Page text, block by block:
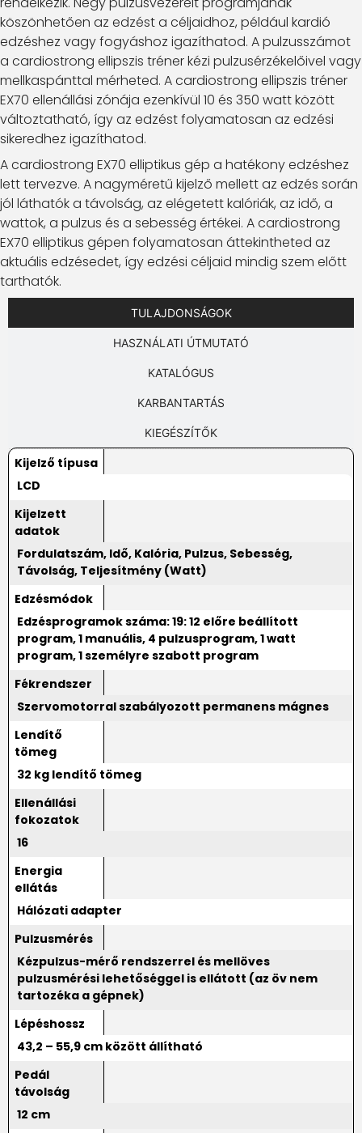
köszönhetően az edzést a céljaidhoz, például kardió
edzéshez vagy fogyáshoz igazíthatod. A pulzusszámot
a cardiostrong ellipszis tréner kézi pulzusérzékelőivel vagy
mellkaspánttal mérheted. A cardiostrong ellipszis tréner
EX70 ellenállási zónája ezenkívül 10 és 350 watt között
változtatható, így az edzést folyamatosan az edzési
sikeredhez igazíthatod.
A cardiostrong EX70 elliptikus gép a hatékony edzéshez
lett tervezve. A nagyméretű kijelző mellett az edzés során
jól láthatók a távolság, az elégetett kalóriák, az idő, a
wattok, a pulzus és a sebesség értékei. A cardiostrong
EX70 elliptikus gépen folyamatosan áttekintheted az
aktuális edzésedet, így edzési céljaid mindig szem előtt
tarthatók.
TULAJDONSÁGOK
HASZNÁLATI ÚTMUTATÓ
KATALÓGUS
KARBANTARTÁS
KIEGÉSZÍTŐK
Kijelző típusa
LCD
Kijelzett
adatok
Fordulatszám, Idő, Kalória, Pulzus, Sebesség,
Távolság, Teljesítmény (Watt)
Edzésmódok
Edzésprogramok száma: 19: 12 előre beállított
program, 1 manuális, 4 pulzusprogram, 1 watt
program, 1 személyre szabott program
Fékrendszer
Szervomotorral szabályozott permanens mágnes
Lendítő
tömeg
32 kg lendítő tömeg
Ellenállási
fokozatok
16
Energia
ellátás
Hálózati adapter
Pulzusmérés
Kézpulzus-mérő rendszerrel és mellöves
pulzusmérési lehetőséggel is ellátott (az öv nem
tartozéka a gépnek)
Lépéshossz
43,2 – 55,9 cm között állítható
Pedál
távolság
12 cm